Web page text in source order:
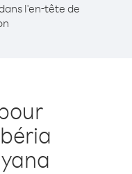
l'en-tête de